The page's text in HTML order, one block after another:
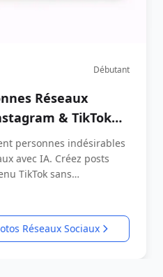
Débutant
Réseaux
& TikTok
personnes indésirables
avec IA. Créez posts
TikTok sans
Réseaux Sociaux